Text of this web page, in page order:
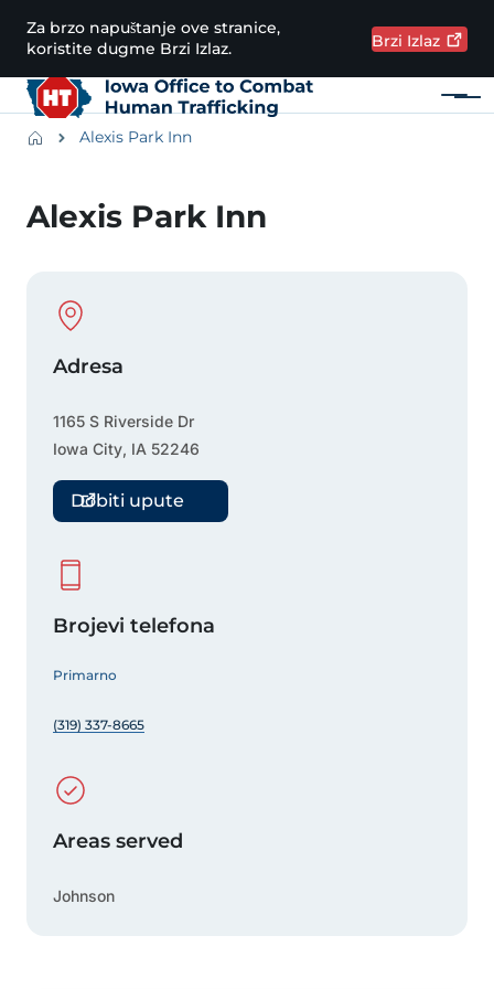
Preskoči na glavni sadržaj
Za brzo napuštanje ove stranice,
koristite dugme Brzi Izlaz.
Brzi Izlaz
Meni
BreadcrumbsAlexis Park Inn
Alexis Park Inn
Physical Location
Adresa
1165 S Riverside Dr
Iowa City, IA 52246
Dobiti upute
Brojevi telefona
Primarno
(319) 337-8665
Areas served
Johnson